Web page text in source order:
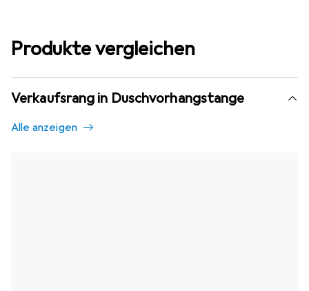
Produkte vergleichen
Verkaufsrang in Duschvorhangstange
Alle anzeigen